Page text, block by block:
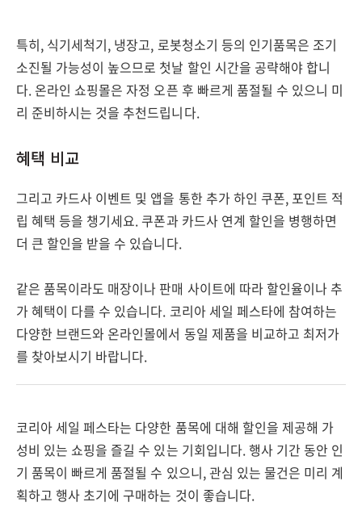
특히, 식기세척기, 냉장고, 로봇청소기 등의 인기품목은 조기
소진될 가능성이 높으므로 첫날 할인 시간을 공략해야 합니
다. 온라인 쇼핑몰은 자정 오픈 후 빠르게 품절될 수 있으니 미
리 준비하시는 것을 추천드립니다.
혜택 비교
그리고 카드사 이벤트 및 앱을 통한 추가 하인 쿠폰, 포인트 적
립 혜택 등을 챙기세요. 쿠폰과 카드사 연계 할인을 병행하면
더 큰 할인을 받을 수 있습니다.
같은 품목이라도 매장이나 판매 사이트에 따라 할인율이나 추
가 혜택이 다를 수 있습니다. 코리아 세일 페스타에 참여하는
다양한 브랜드와 온라인몰에서 동일 제품을 비교하고 최저가
를 찾아보시기 바랍니다.
코리아 세일 페스타는 다양한 품목에 대해 할인을 제공해 가
성비 있는 쇼핑을 즐길 수 있는 기회입니다. 행사 기간 동안 인
기 품목이 빠르게 품절될 수 있으니, 관심 있는 물건은 미리 계
획하고 행사 초기에 구매하는 것이 좋습니다.